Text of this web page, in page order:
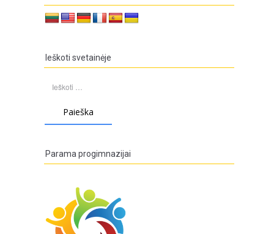
Ieškoti svetainėje
Parama progimnazijai